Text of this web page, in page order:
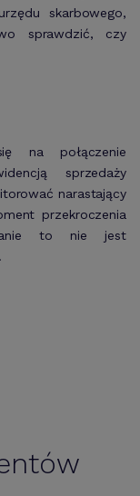
skarbowego,
sprawdzić, czy
na połączenie
sprzedaży
narastający
przekroczenia
to nie jest